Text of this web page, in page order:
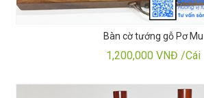
Bàn cờ tướng gỗ Pơ Mu
1,200,000 VNĐ /Cái